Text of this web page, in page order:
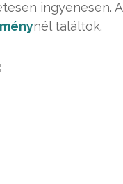
ingyenesen. A
nél találtok.